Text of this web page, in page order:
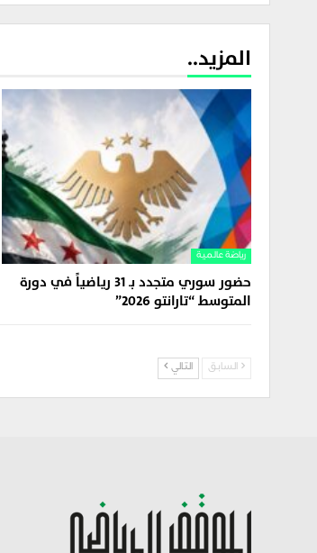
المزيد..
رياضة عالمية
حضور سوري متجدد بـ 31 رياضياً في دورة
المتوسط “تارانتو 2026”
السابق التالي